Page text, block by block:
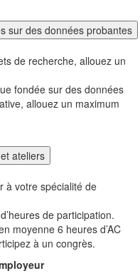
sur des données probantes
de recherche, allouez un
fondée sur des données
allouez un maximum
ateliers
à votre spécialité de
de participation.
moyenne 6 heures d’AC
à un congrès.